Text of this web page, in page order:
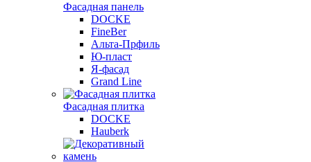
Фасадная панель
DOCKE
FineBer
Альта-Прфиль
Ю-пласт
Я-фасад
Grand Line
Фасадная плитка
DOCKE
Hauberk